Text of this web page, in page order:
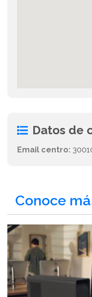
Datos de
Email centro:
Conoce